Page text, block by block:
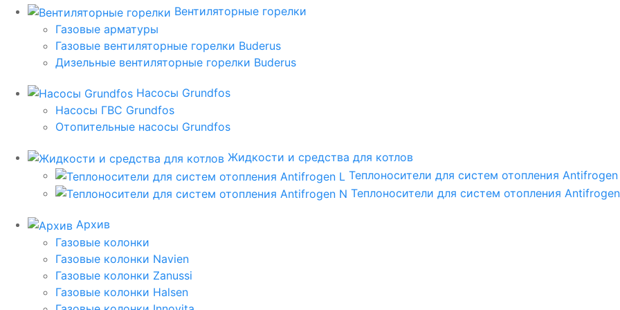
Вентиляторные горелки
Газовые арматуры
Газовые вентиляторные горелки Buderus
Дизельные вентиляторные горелки Buderus
Насосы Grundfos
Насосы ГВС Grundfos
Отопительные насосы Grundfos
Жидкости и средства для котлов
Теплоносители для систем отопления
Теплоносители для систем отопления
Архив
Газовые колонки
Газовые колонки Navien
Газовые колонки Zanussi
Газовые колонки Halsen